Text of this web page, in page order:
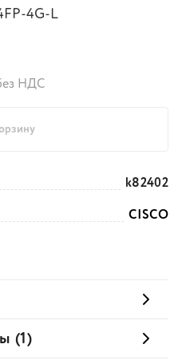
4G-L
НДС
k82402
CISCO
(1)